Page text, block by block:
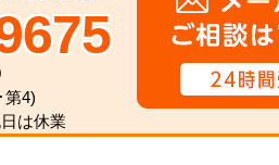
第4)
は休業